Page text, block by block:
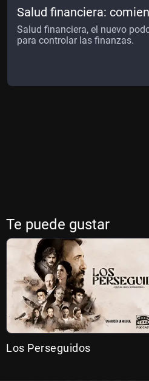
Salud financiera:
Salud financiera, el nuevo
para controlar las finanzas.
Te puede gustar
Los Perseguidos